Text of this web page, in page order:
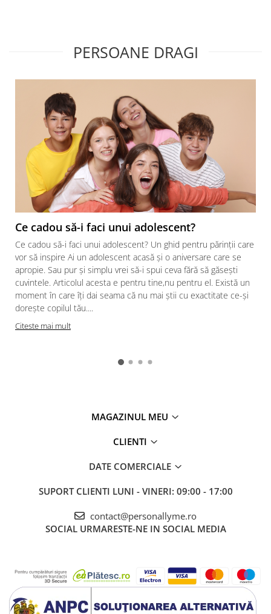
PERSOANE DRAGI
Ce cadou să-i faci unui adolescent?
Ce cadou să-i faci unui adolescent? Un ghid pentru părinții care
vor să inspire Ai un adolescent acasă și o aniversare care se
apropie. Sau pur și simplu vrei să-i spui ceva fără să găsești
cuvintele. Articolul acesta e pentru tine,nu pentru el. Există un
moment în care îți dai seama că nu mai știi cu exactitate ce-și
dorește copilul tău....
Citeste mai mult
MAGAZINUL MEU
CLIENTI
DATE COMERCIALE
SUPORT CLIENTI LUNI - VINERI: 09:00 - 17:00
contact@personallyme.ro
SOCIAL URMARESTE-NE IN SOCIAL MEDIA